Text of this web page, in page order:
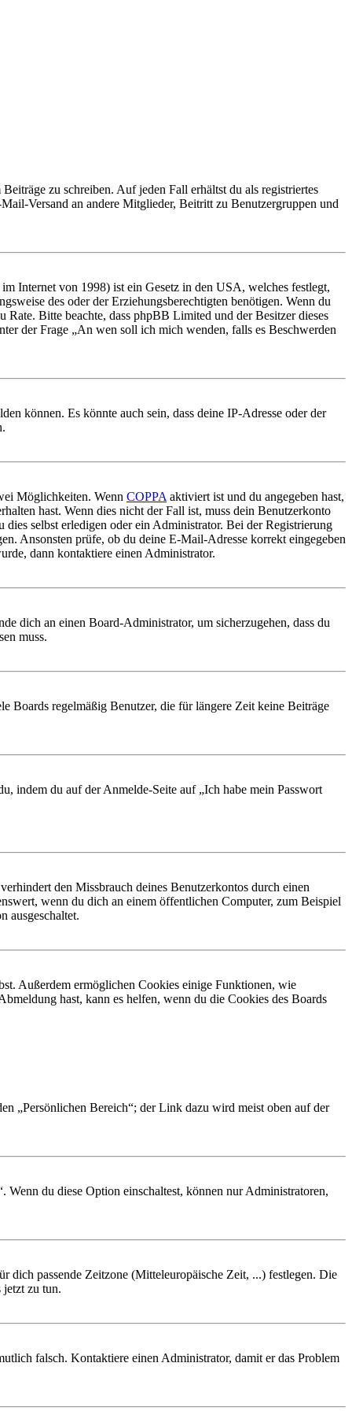
zu schreiben. Auf jeden Fall erhältst du als registriertes
Versand an andere Mitglieder, Beitritt zu Benutzergruppen und
Internet von 1998) ist ein Gesetz in den USA, welches festlegt,
des oder der Erziehungsberechtigten benötigen. Wenn du
Bitte beachte, dass phpBB Limited und der Besitzer dieses
der Frage „An wen soll ich mich wenden, falls es Beschwerden
können. Es könnte auch sein, dass deine IP-Adresse oder der
Möglichkeiten. Wenn COPPA aktiviert ist und du angegeben hast,
hast. Wenn dies nicht der Fall ist, muss dein Benutzerkonto
selbst erledigen oder ein Administrator. Bei der Registrierung
Ansonsten prüfe, ob du deine E-Mail-Adresse korrekt eingegeben
dann kontaktiere einen Administrator.
dich an einen Board-Administrator, um sicherzugehen, dass du
muss.
Boards regelmäßig Benutzer, die für längere Zeit keine Beiträge
indem du auf der Anmelde-Seite auf „Ich habe mein Passwort
den Missbrauch deines Benutzerkontos durch einen
wenn du dich an einem öffentlichen Computer, zum Beispiel
ausgeschaltet.
Außerdem ermöglichen Cookies einige Funktionen, wie
hast, kann es helfen, wenn du die Cookies des Boards
„Persönlichen Bereich“; der Link dazu wird meist oben auf der
du diese Option einschaltest, können nur Administratoren,
dich passende Zeitzone (Mitteleuropäische Zeit, ...) festlegen. Die
jetzt zu tun.
falsch. Kontaktiere einen Administrator, damit er das Problem